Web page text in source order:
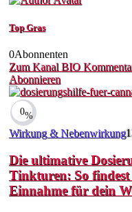
Top Gras
0Abonnenten
Zum Kanal BIO
Abonnieren
0%
Wirkung & Nebenwirkung
Die ultimative
Tinkturen: So
Einnahme für dein